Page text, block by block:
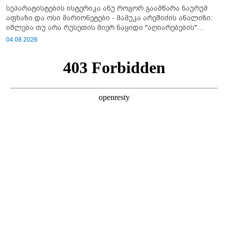
სეპარატისტების ისტერიკა ანუ როგორ გაამწარა ნაურუმ
აფხაზი და ოსი მარიონეტები - მამუკა არეშიძის ანალიზი:
იშლება თუ არა რუსეთის მიერ ნაყიდი "აღიარებების"
სისტემა?!
04.08.2026